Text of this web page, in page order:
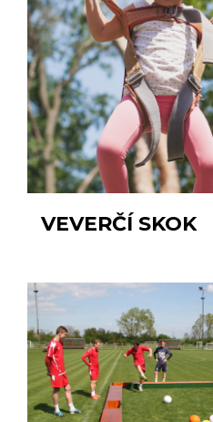
VEVERČÍ SKOK